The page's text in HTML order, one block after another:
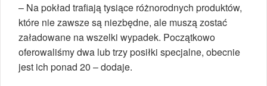
– Na pokład trafiają tysiące różnorodnych produktów,
które nie zawsze są niezbędne, ale muszą zostać
załadowane na wszelki wypadek. Początkowo
oferowaliśmy dwa lub trzy posiłki specjalne, obecnie
jest ich ponad 20 – dodaje.